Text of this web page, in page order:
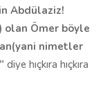
Abdülaziz!
olan Ömer böyle
nimetler
diye hıçkıra hıçkıra